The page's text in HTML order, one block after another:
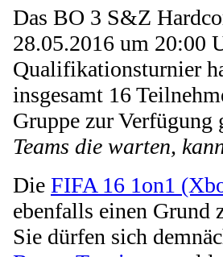
Das BO 3 S&Z
28.05.2016 um 20:00
Qualifikationsturnier
insgesamt 16
Gruppe zur Verfügung
Teams die warten,
Die FIFA 16 1on1
ebenfalls einen Grund
Sie dürfen sich